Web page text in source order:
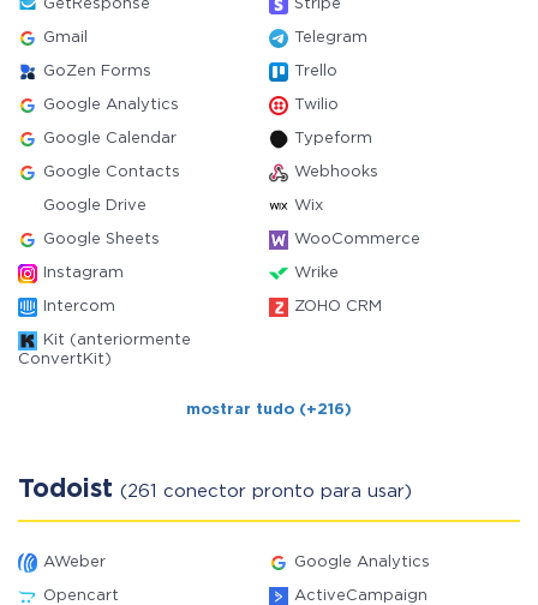
GetResponse Stripe
Gmail Telegram
GoZen Forms Trello
Google Analytics Twilio
Google Calendar Typeform
Google Contacts Webhooks
Google Drive Wix
Google Sheets WooCommerce
Instagram Wrike
Intercom ZOHO CRM
Kit (anteriormente
ConvertKit)
mostrar tudo (+216)
Todoist (261 conector pronto para usar)
AWeber Google Analytics
Opencart ActiveCampaign